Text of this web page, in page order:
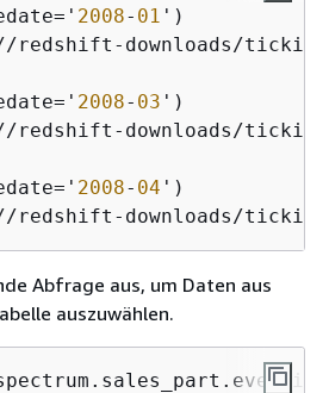
2008- 01
redshift-downloads/tickit/
2008- 03
redshift-downloads/tickit/
2008- 04
redshift-downloads/tickit/
Abfrage aus, um Daten aus
auszuwählen.